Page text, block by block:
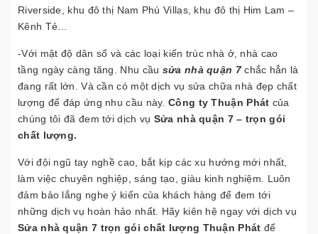
Riverside, khu đô thị Nam Phú Villas, khu đô thị Him Lam –
Kênh Tẻ…
-Với mật độ dân số và các loại kiến trúc nhà ở, nhà cao
tầng ngày càng tăng. Nhu cầu sửa nhà quận 7chắc hẳn là
đang rất lớn. Và cần có một dịch vụ sửa chữa nhà đẹp chất
lượng để đáp ứng nhu cầu này.Công ty Thuận Phát của
chúng tôi đã đem tới dịch vụ Sửa nhà quận 7 – trọn gói
chất lượng.
Với đội ngũ tay nghề cao, bắt kịp các xu hướng mới nhất,
làm việc chuyên nghiệp, sáng tạo, giàu kinh nghiệm. Luôn
đảm bảo lắng nghe ý kiến của khách hàng để đem tới
những dịch vụ hoàn hảo nhất. Hãy kiên hệ ngay với dịch vụ
Sửa nhà quận 7 trọn gói chất lượng Thuận Phát để